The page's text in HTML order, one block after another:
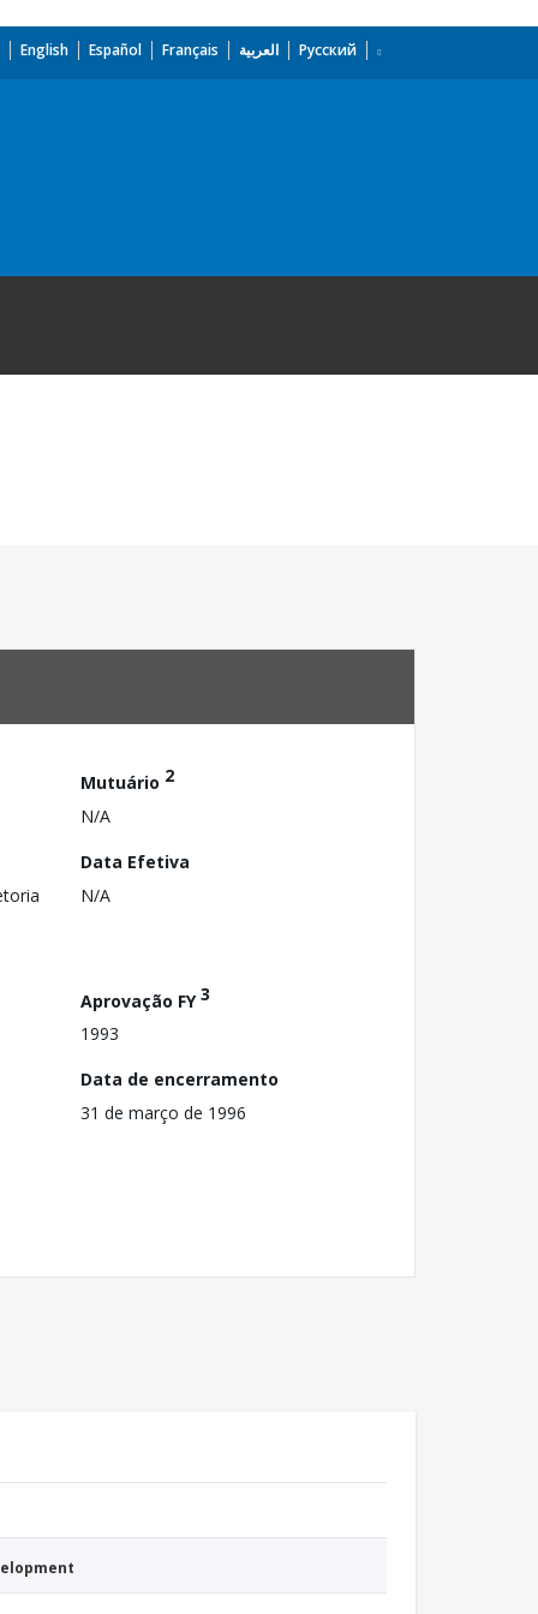
English Español Français العربية Русский
Mutuário 2
N/A
Data Efetiva
N/A
Aprovação FY3
1993
Data de encerramento
31 de março de 1996